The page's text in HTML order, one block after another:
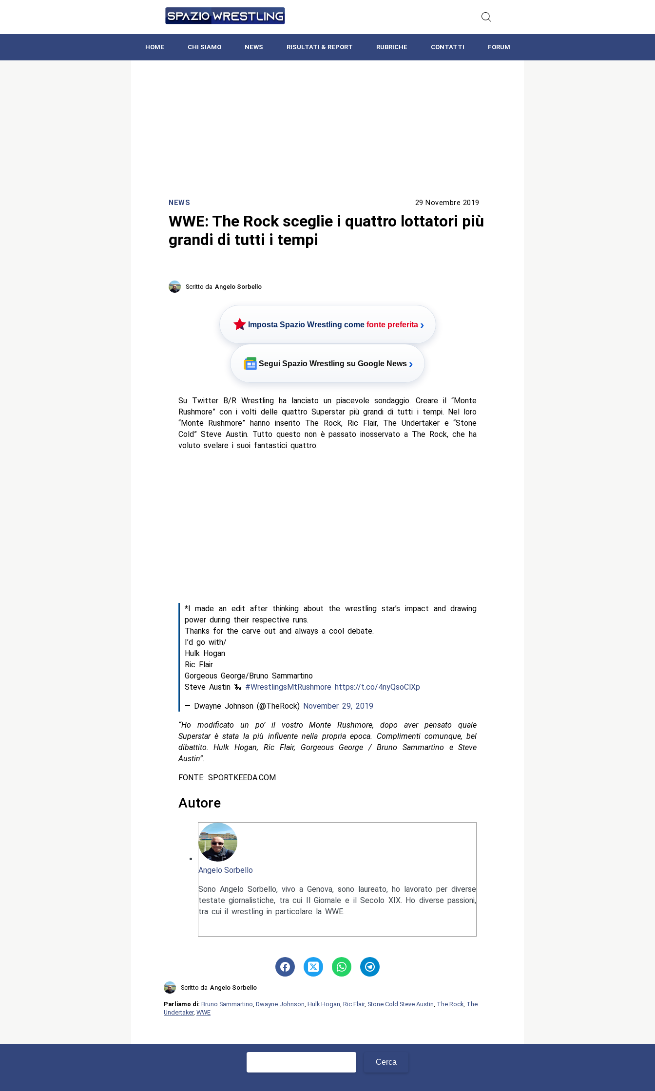
HOME CHI SIAMO NEWS RISULTATI & REPORT RUBRICHE CONTATTI FORUM
NEWS 29 Novembre 2019
WWE: The Rock sceglie i quattro lottatori più
grandi di tutti i tempi
Scritto da Angelo Sorbello
Imposta Spazio Wrestling come fonte preferita ›
Segui Spazio Wrestling su Google News ›
Su Twitter B/R Wrestling ha lanciato un piacevole sondaggio. Creare il “Monte
Rushmore” con i volti delle quattro Superstar più grandi di tutti i tempi. Nel loro
“Monte Rushmore” hanno inserito The Rock, Ric Flair, The Undertaker e “Stone
Cold” Steve Austin. Tutto questo non è passato inosservato a The Rock, che ha
voluto svelare i suoi fantastici quattro:
*I made an edit after thinking about the wrestling star’s impact and drawing
power during their respective runs.
Thanks for the carve out and always a cool debate.
I’d go with/
Hulk Hogan
Ric Flair
Gorgeous George/Bruno Sammartino
Steve Austin 🐍 #WrestlingsMtRushmore https://t.co/4nyQsoClXp
— Dwayne Johnson (@TheRock) November 29, 2019
“Ho modificato un po’ il vostro Monte Rushmore, dopo aver pensato quale
Superstar è stata la più influente nella propria epoca. Complimenti comunque, bel
dibattito. Hulk Hogan, Ric Flair, Gorgeous George / Bruno Sammartino e Steve
Austin”.
FONTE: SPORTKEEDA.COM
Autore
Angelo Sorbello
Sono Angelo Sorbello, vivo a Genova, sono laureato, ho lavorato per diverse
testate giornalistiche, tra cui Il Giornale e il Secolo XIX. Ho diverse passioni,
tra cui il wrestling in particolare la WWE.
Scritto da Angelo Sorbello
Parliamo di: Bruno Sammartino Dwayne Johnson Hulk Hogan Ric Flair, Stone Cold Steve Austin The Rock The
Undertaker, WWE